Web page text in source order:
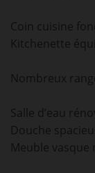
Coin cuisine
Kitchenette
Nombreux
Salle d’eau
Douche
Meuble vasque